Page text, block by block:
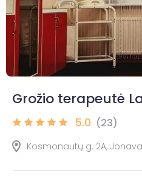
Grožio terapeutė
5.0 (23)
Kosmonautų g. 2A, Jonava